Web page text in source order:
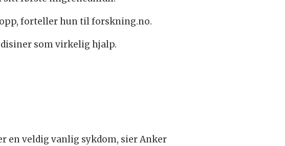
forteller hun til forskning.no.
som virkelig hjalp.
en veldig vanlig sykdom, sier Anker